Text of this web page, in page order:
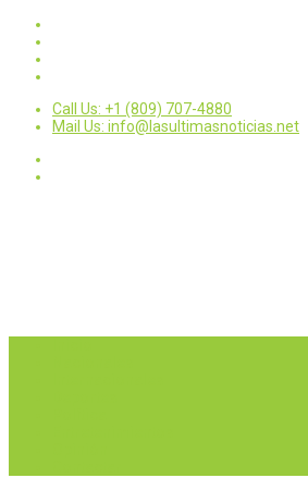
Call Us: +1 (809) 707-4880
Mail Us: info@lasultimasnoticias.net